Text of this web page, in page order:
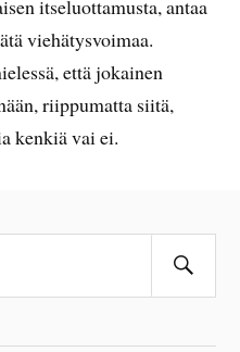
itseluottamusta, antaa
viehätysvoimaa.
että jokainen
riippumatta siitä,
kenkiä vai ei.